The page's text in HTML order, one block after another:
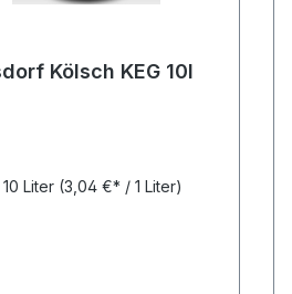
Kölsch KEG 10l
10 Liter (3,04 €* / 1 Liter)